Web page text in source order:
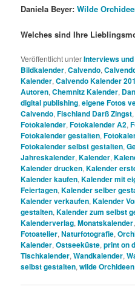
Daniela Beyer:Wilde
Welches sind Ihre
Veröffentlicht unterInterviews
Bildkalender,Calvendo,
Kalender,Calvendo Kalender
Autoren,Chemnitz Kalender,
digital publishing,eigene Fotos
Calvendo,Fischland Darß Zingst
Fotokalender,Fotokalender A2,
Fotokalender gestalten,
Fotokalender selbst gestalten,
Jahreskalender,Kalender,
Kalender drucken,Kalender
Kalender kaufen,Kalender mit
Feiertagen,Kalender selber
Kalender verkaufen,Kalender
gestalten,Kalender zum selbst
Kalenderverlag,Monatskalender
Fotoatelier,Naturfotografie,
Kalender,Ostseeküste,print on
Tischkalender,Wandkalender,
selbst gestalten,wilde Orchideen